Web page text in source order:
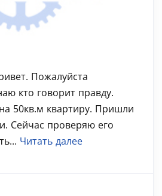
Пожалуйста
кто говорит правду.
50кв.м квартиру. Пришли
Сейчас проверяю его
Читать далее